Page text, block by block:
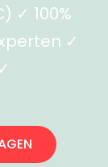
✓ 100%
✓